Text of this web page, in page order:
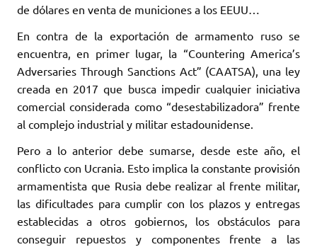
de dólares en venta de municiones a los EEUU…
En contra de la exportación de armamento ruso se
encuentra, en primer lugar, la “Countering America’s
Adversaries Through Sanctions Act” (CAATSA), una ley
creada en 2017 que busca impedir cualquier iniciativa
comercial considerada como “desestabilizadora” frente
al complejo industrial y militar estadounidense.
Pero a lo anterior debe sumarse, desde este año, el
conflicto con Ucrania. Esto implica la constante provisión
armamentista que Rusia debe realizar al frente militar,
las dificultades para cumplir con los plazos y entregas
establecidas a otros gobiernos, los obstáculos para
conseguir repuestos y componentes frente a las